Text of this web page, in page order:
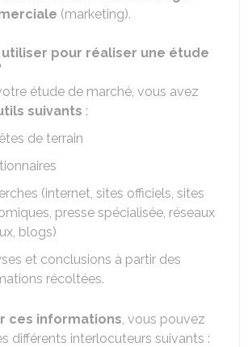
(marketing).
pour réaliser une étude
étude de marché, vous avez
suivants :
de terrain
(internet, sites officiels, sites
presse spécialisée, réseaux
blogs)
et conclusions à partir des
récoltées.
ces informations, vous pouvez
différents interlocuteurs suivants :